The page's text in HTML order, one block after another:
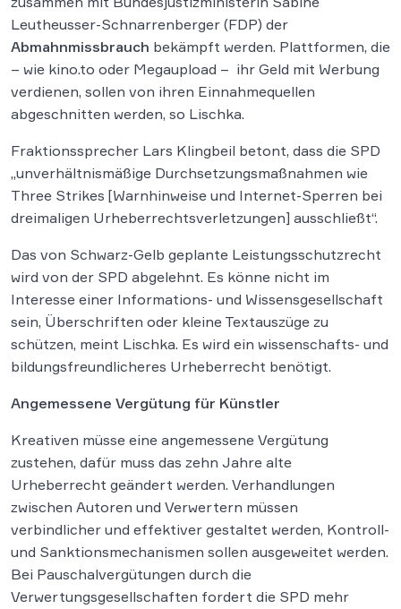
Leutheusser-Schnarrenberger (FDP) der
Abmahnmissbrauch bekämpft werden. Plattformen, die
– wie kino.to oder Megaupload – ihr Geld mit Werbung
verdienen, sollen von ihren Einnahmequellen
abgeschnitten werden, so Lischka.
Fraktionssprecher Lars Klingbeil betont, dass die SPD
„unverhältnismäßige Durchsetzungsmaßnahmen wie
Three Strikes [Warnhinweise und Internet-Sperren bei
dreimaligen Urheberrechtsverletzungen] ausschließt“.
Das von Schwarz-Gelb geplante Leistungsschutzrecht
wird von der SPD abgelehnt. Es könne nicht im
Interesse einer Informations- und Wissensgesellschaft
sein, Überschriften oder kleine Textauszüge zu
schützen, meint Lischka. Es wird ein wissenschafts- und
bildungsfreundlicheres Urheberrecht benötigt.
Angemessene Vergütung für Künstler
Kreativen müsse eine angemessene Vergütung
zustehen, dafür muss das zehn Jahre alte
Urheberrecht geändert werden. Verhandlungen
zwischen Autoren und Verwertern müssen
verbindlicher und effektiver gestaltet werden, Kontroll-
und Sanktionsmechanismen sollen ausgeweitet werden.
Bei Pauschalvergütungen durch die
Verwertungsgesellschaften fordert die SPD mehr